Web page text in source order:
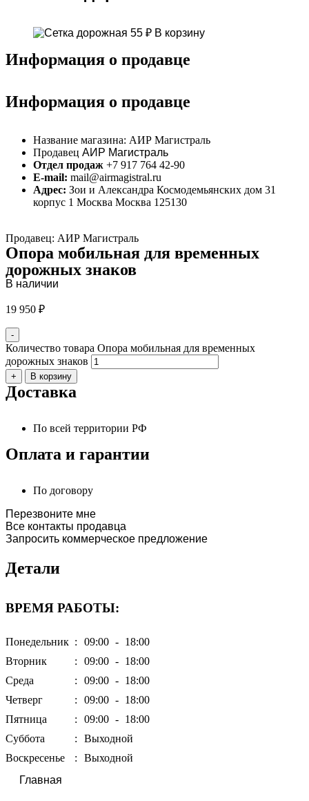
55 ₽ В корзину
Информация о продавце
Информация о продавце
Название магазина: АИР Магистраль
Продавец АИР Магистраль
Отдел продаж +7 917 764 42-90
E-mail: mail@airmagistral.ru
Адрес: Зои и Александра Космодемьянских дом 31
корпус 1 Москва Москва 125130
Продавец: АИР Магистраль
Опора мобильная для временных
дорожных знаков
В наличии
19 950 ₽
-
Количество товара Опора мобильная для временных
дорожных знаков
+ В корзину
Доставка
По всей территории РФ
Оплата и гарантии
По договору
Перезвоните мне
Все контакты продавца
Запросить коммерческое предложение
Детали
ВРЕМЯ РАБОТЫ:
Понедельник : 09:00 - 18:00
Вторник
: 09:00 - 18:00
Среда
: 09:00 - 18:00
Четверг
: 09:00 - 18:00
Пятница
: 09:00 - 18:00
Суббота
:
Выходной
Воскресенье
:
Выходной
Главная